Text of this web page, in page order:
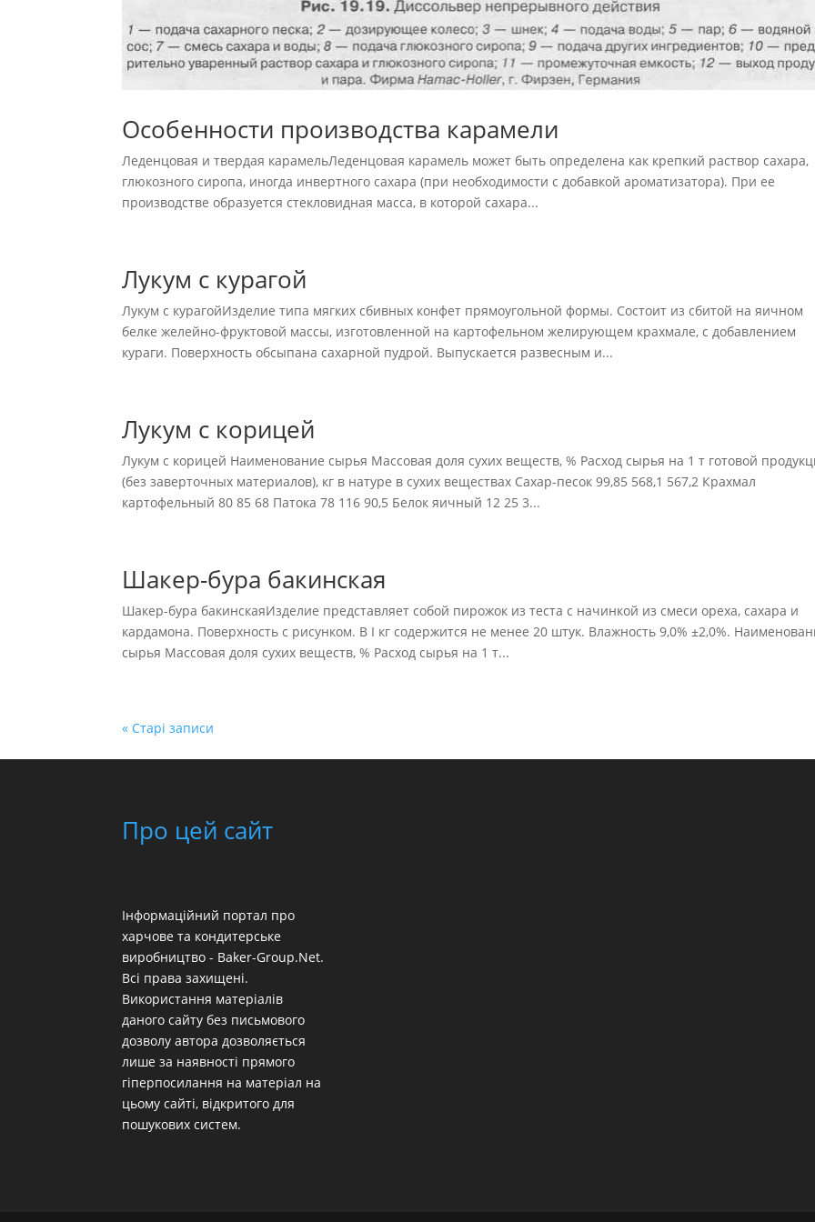
Особенности производства карамели
Леденцовая и твердая карамельЛеденцовая карамель может быть определена как крепкий раствор сахара,
глюкозного сиропа, иногда инвертного сахара (при необходимости с добавкой аромати­затора). При ее
производстве образуется стекловидная масса, в которой сахара...
Лукум с курагой
Лукум с курагойИзделие типа мягких сбивных конфет прямоугольной формы. Состоит из сбитой на яичном
белке желейно-фруктовой массы, изготовленной на картофельном желирующем крахмале, с добавлением
кураги. Поверхность обсыпана сахарной пудрой. Выпускается развесным и...
Лукум с корицей
Лукум с корицей Наименование сырья Массовая доля сухих веществ, % Расход сырья на 1 т готовой
(без заверточных материалов), кг в натуре в сухих веществах Сахар-песок 99,85 568,1 567,2 Крахмал
картофельный 80 85 68 Патока 78 116 90,5 Белок яичный 12 25 3...
Шакер-бура бакинская
Шакер-бура бакинскаяИзделие представляет собой пирожок из теста с начинкой из смеси ореха, сахара и
кардамона. Поверхность с рисунком. В I кг содержится не менее 20 штук. Влажность 9,0% ±2,0%.
сырья Массовая доля сухих веществ, % Расход сырья на 1 т...
« Старі записи
Про цей сайт
Інформаційний портал про
харчове та кондитерське
виробництво - Baker-Group.Net.
Всі права захищені.
Використання матеріалів
даного сайту без письмового
дозволу автора дозволяється
лише за наявності прямого
гіперпосилання на матеріал на
цьому сайті, відкритого для
пошукових систем.